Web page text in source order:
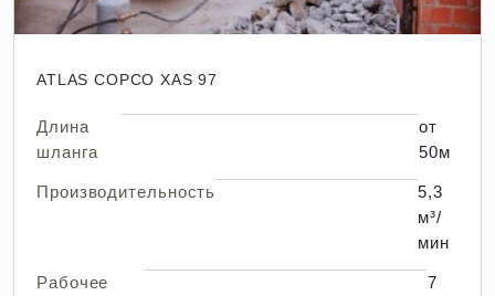
ATLAS COPCO XAS 97
Длина
шланга
от
50м
Производительность
5,3
м³/
мин
Рабочее
7